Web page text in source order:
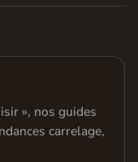
», nos guides
carrelage,